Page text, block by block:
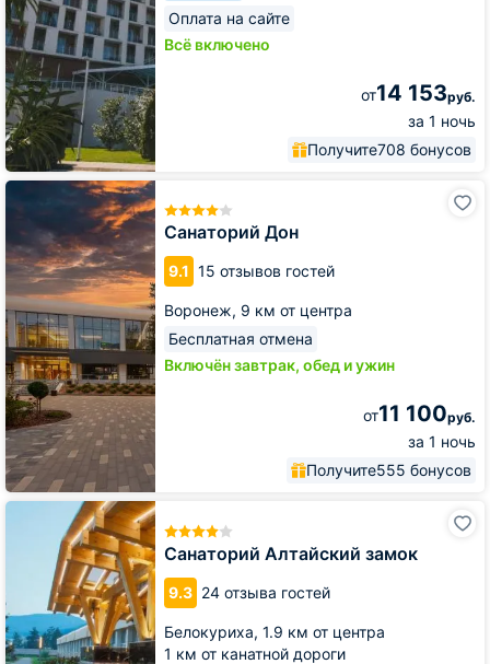
Оплата на сайте
Всё включено
от14 153руб.
за 1 ночь
Получите708 бонусов
Санаторий Дон
9.1 15 отзывов гостей
Воронеж, 9 км от центра
Бесплатная отмена
Включён завтрак, обед и ужин
от11 100руб.
за 1 ночь
Получите555 бонусов
Санаторий
Санаторий Алтайский замок
9.3 24 отзыва гостей
Белокуриха, 1.9 км от центра
1 км от канатной дороги
Санаторий
Алтайский